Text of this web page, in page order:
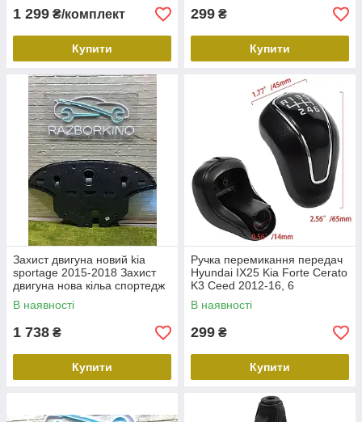
1 299 ₴/комплект
Купити
299 ₴
Купити
Захист двигуна новий kia
sportage 2015-2018 Захист
двигуна нова кільа спортедж
Захист Кіа спорт едж 41X134-
5
В наявності
1 738 ₴
Купити
Ручка перемикання передач
Hyundai IX25 Kia Forte Cerato
K3 Ceed 2012-16, 6
швидкостей наболдажник
В наявності
299 ₴
Купити